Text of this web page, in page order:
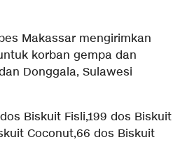
Makassar mengirimkan
korban gempa dan
Donggala, Sulawesi
Biskuit Fisli,199 dos Biskuit
Coconut,66 dos Biskuit